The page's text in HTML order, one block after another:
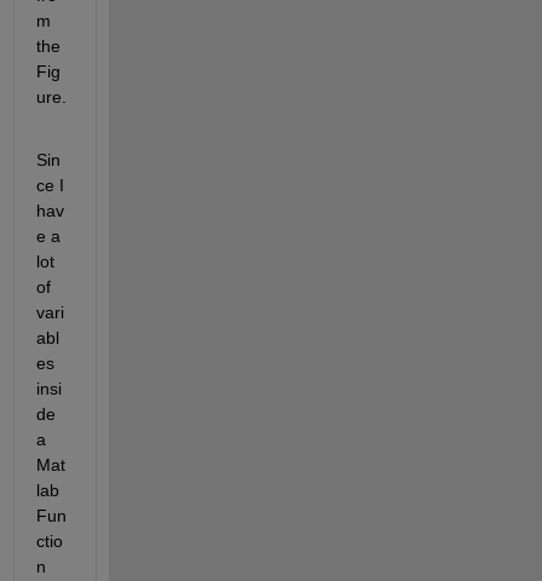
m
the
Fig
Sin
ce I
hav
e a
lot
of
vari
abl
es
insi
de
a
Mat
lab
Fun
ctio
n